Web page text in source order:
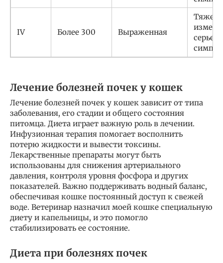
IV Более 300 Выраженная
Лечение болезней почек у кошек
Лечение болезней почек у кошек зависит от типа
заболевания, его стадии и общего состояния
питомца. Диета играет важную роль в лечении.
Инфузионная терапия помогает восполнить
потерю жидкости и вывести токсины.
Лекарственные препараты могут быть
использованы для снижения артериального
давления, контроля уровня фосфора и других
показателей. Важно поддерживать водный баланс,
обеспечивая кошке постоянный доступ к свежей
воде. Ветеринар назначил моей кошке специальную
диету и капельницы, и это помогло
стабилизировать ее состояние.
Диета при болезнях почек